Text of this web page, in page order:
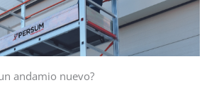
andamio nuevo?